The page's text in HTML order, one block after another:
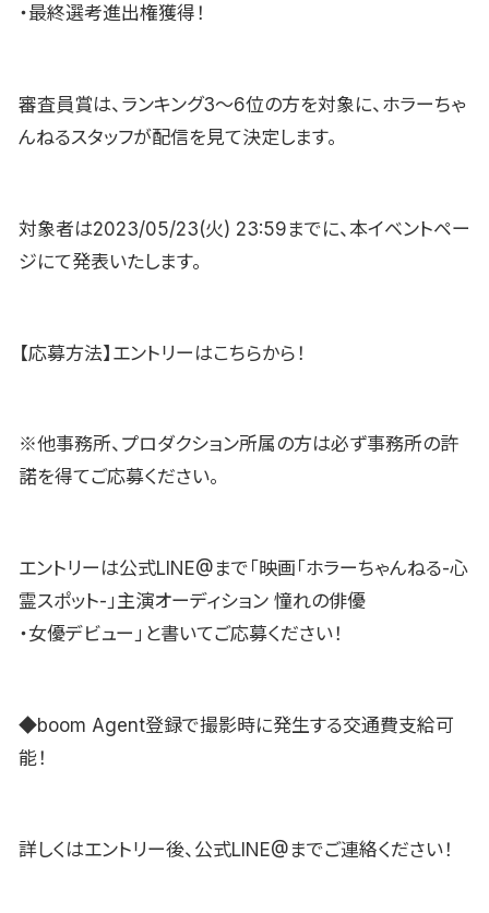
・最終選考進出権獲得！
審査員賞は、ランキング3〜6位の方を対象に、ホラーちゃ
んねるスタッフが配信を見て決定します。
対象者は2023/05/23(火) 23:59までに、本イベントペー
ジにて発表いたします。
【応募方法】エントリーはこちらから！
※他事務所、プロダクション所属の方は必ず事務所の許
諾を得てご応募ください。
エントリーは公式LINE@まで「映画「ホラーちゃんねる-心
霊スポット-」主演オーディション 憧れの俳優
・女優デビュー」と書いてご応募ください！
◆boom Agent登録で撮影時に発生する交通費支給可
能！
詳しくはエントリー後、公式LINE@までご連絡ください！